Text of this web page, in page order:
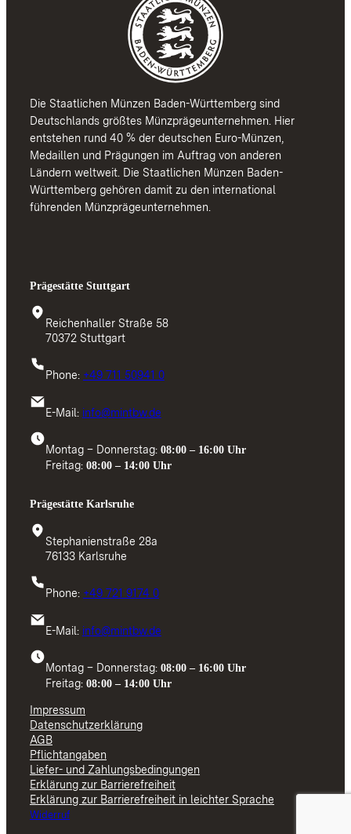
Die Staatlichen Münzen Baden-Württemberg sind
Deutschlands größtes Münzprägeunternehmen. Hier
entstehen rund 40 % der deutschen Euro-Münzen,
Medaillen und Prägungen im Auftrag von anderen
Ländern weltweit. Die Staatlichen Münzen Baden-
Württemberg gehören damit zu den international
führenden Münzprägeunternehmen.
Prägestätte Stuttgart
Reichenhaller Straße 58
70372 Stuttgart
Phone: +49 711 50941 0
E-Mail: info@mintbw.de
Montag – Donnerstag: 08:00 – 16:00 Uhr
Freitag: 08:00 – 14:00 Uhr
Prägestätte Karlsruhe
Stephanienstraße 28a
76133 Karlsruhe
Phone: +49 721 9174 0
E-Mail: info@mintbw.de
Montag – Donnerstag: 08:00 – 16:00 Uhr
Freitag: 08:00 – 14:00 Uhr
Impressum
Datenschutzerklärung
AGB
Pflichtangaben
Liefer- und Zahlungsbedingungen
Erklärung zur Barrierefreiheit
Erklärung zur Barrierefreiheit in leichter Sprache
Widerruf